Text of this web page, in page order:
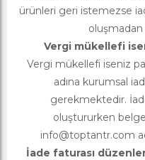
ürünleri geri istemezse
oluşmadan
Vergi mükellefi
Vergi mükellefi iseniz
adına kurumsal
gerekmektedir.
oluştururken
info@toptantr.com
İade faturası